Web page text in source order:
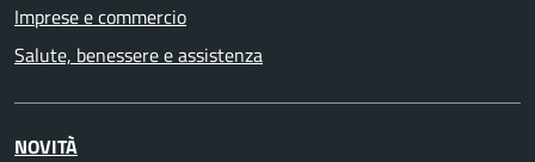
Imprese e commercio
Salute, benessere e assistenza
NOVITÀ